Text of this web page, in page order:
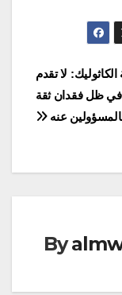
الكاثوليك: لا تقدم
ظل فقدان ثقة
عنه
By